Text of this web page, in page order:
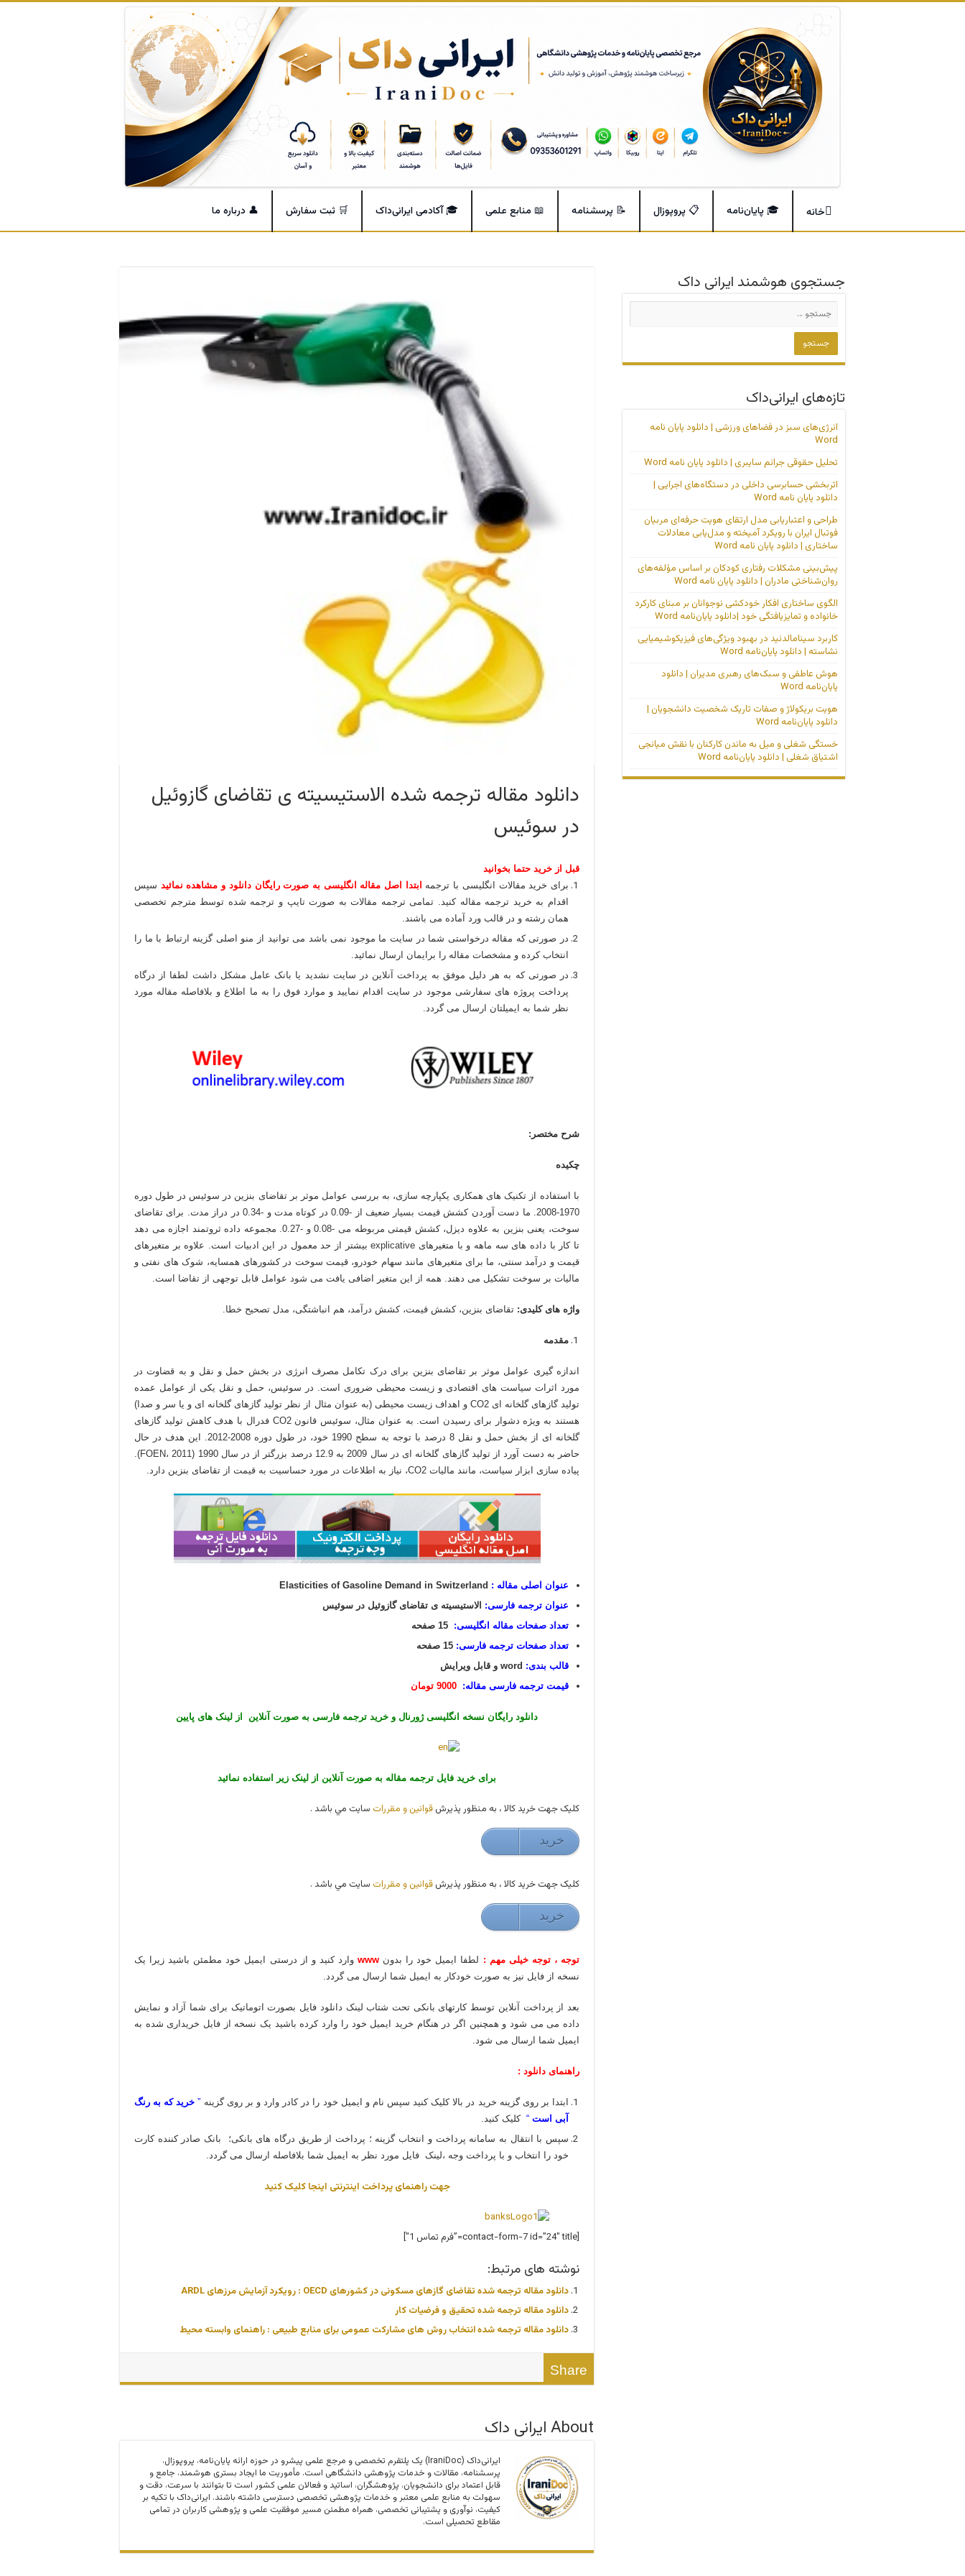
خانه 🎓 پایان‌نامه 📋 پروپوزال 📝 پرسشنامه 📖 منابع علمی 🎓 آکادمی ایرانی‌داک 🛒 ثبت سفارش 👤 درباره ما
دانلود مقاله ترجمه شده الاستیسیته ی تقاضای گازوئیل
در سوئیس
قبل از خرید حتما بخوانید
برای خرید مقالات انگلیسی با ترجمه
ابتدا اصل مقاله انگلیسی به صورت رایگان دانلود و مشاهده نمائید سپس
اقدام به خرید ترجمه مقاله کنید. تمامی ترجمه مقالات به صورت تایپ و ترجمه شده توسط مترجم تخصصی
همان رشته و در قالب ورد آماده می باشند.
در صورتی که مقاله درخواستی شما در سایت ما موجود نمی باشد می توانید از منو اصلی گزینه ارتباط با ما را
انتخاب کرده و مشخصات مقاله را برایمان ارسال نمائید.
در صورتی که به هر دلیل موفق به پرداخت آنلاین در سایت نشدید یا بانک عامل مشکل داشت لطفا از درگاه
پرداخت پروژه های سفارشی موجود در سایت اقدام نمایید و موارد فوق را به ما اطلاع و بلافاصله مقاله مورد
نظر شما به ایمیلتان ارسال می گردد.
شرح مختصر:
چکیده
با استفاده از تکنیک های همکاری یکپارچه سازی، به بررسی عوامل موثر بر تقاضای بنزین در سوئیس در طول دوره
1970-2008. ما دست آوردن کشش قیمت بسیار ضعیف از -0.09 در کوتاه مدت و -0.34 در دراز مدت. برای تقاضای
سوخت، یعنی بنزین به علاوه دیزل، کشش قیمتی مربوطه می -0.08 و -0.27. مجموعه داده ثروتمند اجازه می دهد
تا کار با داده های سه ماهه و با متغیرهای explicative بیشتر از حد معمول در این ادبیات است. علاوه بر متغیرهای
قیمت و درآمد سنتی، ما برای متغیرهای مانند سهام خودرو، قیمت سوخت در کشورهای همسایه، شوک های نفتی و
مالیات بر سوخت تشکیل می دهند. همه از این متغیر اضافی یافت می شود عوامل قابل توجهی از تقاضا است.
واژه های کلیدی: تقاضای بنزین، کشش قیمت، کشش درآمد، هم انباشتگی، مدل تصحیح خطا.
مقدمه
اندازه گیری عوامل موثر بر تقاضای بنزین برای درک تکامل مصرف انرژی در بخش حمل و نقل و به قضاوت در
مورد اثرات سیاست های اقتصادی و زیست محیطی ضروری است. در سوئیس، حمل و نقل یکی از عوامل عمده
تولید گازهای گلخانه ای CO2 و اهداف زیست محیطی (به عنوان مثال از نظر تولید گازهای گلخانه ای و یا سر و صدا)
هستند به ویژه دشوار برای رسیدن است. به عنوان مثال، سوئیس قانون CO2 فدرال با هدف کاهش تولید گازهای
گلخانه ای از بخش حمل و نقل 8 درصد با توجه به سطح 1990 خود، در طول دوره 2008-2012. این هدف در حال
حاضر به دست آورد از تولید گازهای گلخانه ای در سال 2009 به 12.9 درصد بزرگتر از در سال 1990 (FOEN، 2011).
پیاده سازی ابزار سیاست، مانند مالیات CO2، نیاز به اطلاعات در مورد حساسیت به قیمت از تقاضای بنزین دارد.
عنوان اصلی مقاله :
عنوان ترجمه فارسی: الاستیسیته ی تقاضای گازوئیل در سوئیس
تعداد صفحات مقاله انگلیسی:
تعداد صفحات ترجمه فارسی:
قالب بندی:
قیمت ترجمه فارسی مقاله: 9000 تومان
دانلود رایگان نسخه انگلیسی ژورنال و خرید ترجمه فارسی به صورت آنلاین از لینک های پایین
برای خرید فایل ترجمه مقاله به صورت آنلاین از لینک زیر استفاده نمائید
کليک جهت خريد کالا ، به منظور پذيرش قوانين و مقررات سايت مي باشد .
خريد
کليک جهت خريد کالا ، به منظور پذيرش قوانين و مقررات سايت مي باشد .
خريد
توجه ، توجه خیلی مهم : لطفا ایمیل خود را بدون www وارد کنید و از درستی ایمیل خود مطمئن باشید زیرا یک
نسخه از فایل نیز به صورت خودکار به ایمیل شما ارسال می گردد.
بعد از پرداخت آنلاین توسط کارتهای بانکی تحت شتاب لینک دانلود فایل بصورت اتوماتیک برای شما آزاد و نمایش
داده می می شود و همچنین اگر در هنگام خرید ایمیل خود را وارد کرده باشید یک نسخه از فایل خریداری شده به
ایمیل شما ارسال می شود.
راهنمای دانلود :
ابتدا بر روی گزینه خرید در بالا کلیک کنید سپس نام و ایمیل خود را در کادر وارد و بر روی گزینه ”خرید که به رنگ
آبی است “ کلیک کنید.
سپس با انتقال به سامانه پرداخت و انتخاب گزینه ؛ پرداخت از طریق درگاه های بانکی؛ بانک صادر کننده کارت
خود را انتخاب و با پرداخت وجه ،لینک فایل مورد نظر به ایمیل شما بلافاصله ارسال می گردد.
جهت راهنمای پرداخت اینترنتی اینجا کلیک کنید
[contact-form-7 id=”24″ title=”فرم تماس 1″]
نوشته های مرتبط:
دانلود مقاله ترجمه شده تقاضای گازهای مسکونی در کشورهای OECD : رویکرد آزمایش مرزهای ARDL
دانلود مقاله ترجمه شده تحقیق و فرضیات کار
دانلود مقاله ترجمه شده انتخاب روش های مشارکت عمومی برای منابع طبیعی : راهنمای وابسته محیط
Share
About ایرانی داک
ایرانی‌داک (IraniDoc) یک پلتفرم تخصصی و مرجع علمی پیشرو در حوزه ارائه پایان‌نامه، پروپوزال،
پرسشنامه، مقالات و خدمات پژوهشی دانشگاهی است. مأموریت ما ایجاد بستری هوشمند، جامع و
قابل اعتماد برای دانشجویان، پژوهشگران، اساتید و فعالان علمی کشور است تا بتوانند با سرعت، دقت و
سهولت به منابع علمی معتبر و خدمات پژوهشی تخصصی دسترسی داشته باشند. ایرانی‌داک با تکیه بر
کیفیت، نوآوری و پشتیبانی تخصصی، همراه مطمئن مسیر موفقیت علمی و پژوهشی کاربران در تمامی
مقاطع تحصیلی است.
جستجوی هوشمند ایرانی داک
تازه‌های ایرانی‌داک
انرژی‌های سبز در فضاهای ورزشی | دانلود پایان نامه
Word
تحلیل حقوقی جرائم سایبری | دانلود پایان نامه Word
اثربخشی حسابرسی داخلی در دستگاه‌های اجرایی |
دانلود پایان نامه Word
طراحی و اعتباریابی مدل ارتقای هویت حرفه‌ای مربیان
فوتبال ایران با رویکرد آمیخته و مدل‌یابی معادلات
ساختاری | دانلود پایان نامه Word
پیش‌بینی مشکلات رفتاری کودکان بر اساس مؤلفه‌های
روان‌شناختی مادران | دانلود پایان نامه Word
الگوی ساختاری افکار خودکشی نوجوانان بر مبنای کارکرد
خانواده و تمایزیافتگی خود |دانلود پایان‌نامه Word
کاربرد سینامالدئید در بهبود ویژگی‌های فیزیکوشیمیایی
نشاسته | دانلود پایان‌نامه Word
هوش عاطفی و سبک‌های رهبری مدیران | دانلود
پایان‌نامه Word
هویت بریکولاژ و صفات تاریک شخصیت دانشجویان |
دانلود پایان‌نامه Word
خستگی شغلی و میل به ماندن کارکنان با نقش میانجی
اشتیاق شغلی | دانلود پایان‌نامه Word